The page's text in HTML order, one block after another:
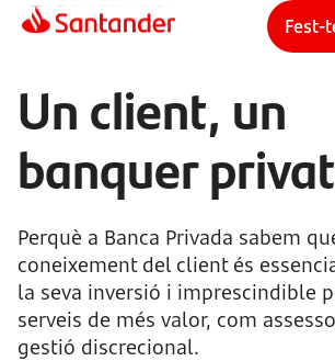
Fest-
Un client, un
banquer privat
Perquè a Banca Privada sabem
coneixement del client és
la seva inversió i imprescindible
serveis de més valor, com
gestió discrecional.